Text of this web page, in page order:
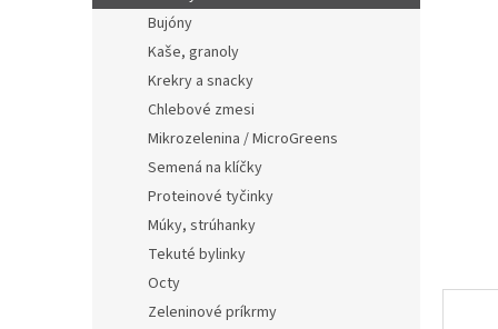
Bujóny
Kaše, granoly
Krekry a snacky
Chlebové zmesi
Mikrozelenina / MicroGreens
Semená na klíčky
Proteinové tyčinky
Múky, strúhanky
Tekuté bylinky
Octy
Zeleninové príkrmy